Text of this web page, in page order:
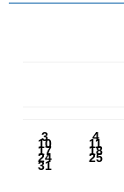
3 4
10 11
17 18
24 25
31